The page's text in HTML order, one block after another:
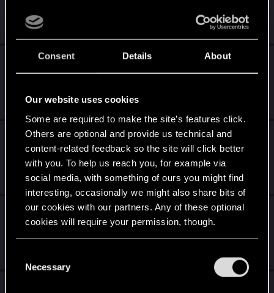
Consent Details About
Our website uses cookies
Some are required to make the site’s features click.
Others are optional and provide us technical and
content-related feedback so the site will click better
with you. To help us reach you, for example via
social media, with something of ours you might find
interesting, occasionally we might also share bits of
our cookies with our partners. Any of these optional
cookies will require your permission, though.
and tweak your preferences regarding them in the
Necessary
Apr 10, 2025
vOCÊ NÃO TEM O SEGUINTE CONTEUDO
PARA BAIXAR:
Santo FM, a primeira rádio Brasileira no
Cyberpunk 2077
0 1K
Mar 8, 2025
Garanta seu ingresso para The Witcher — O
Concerto!